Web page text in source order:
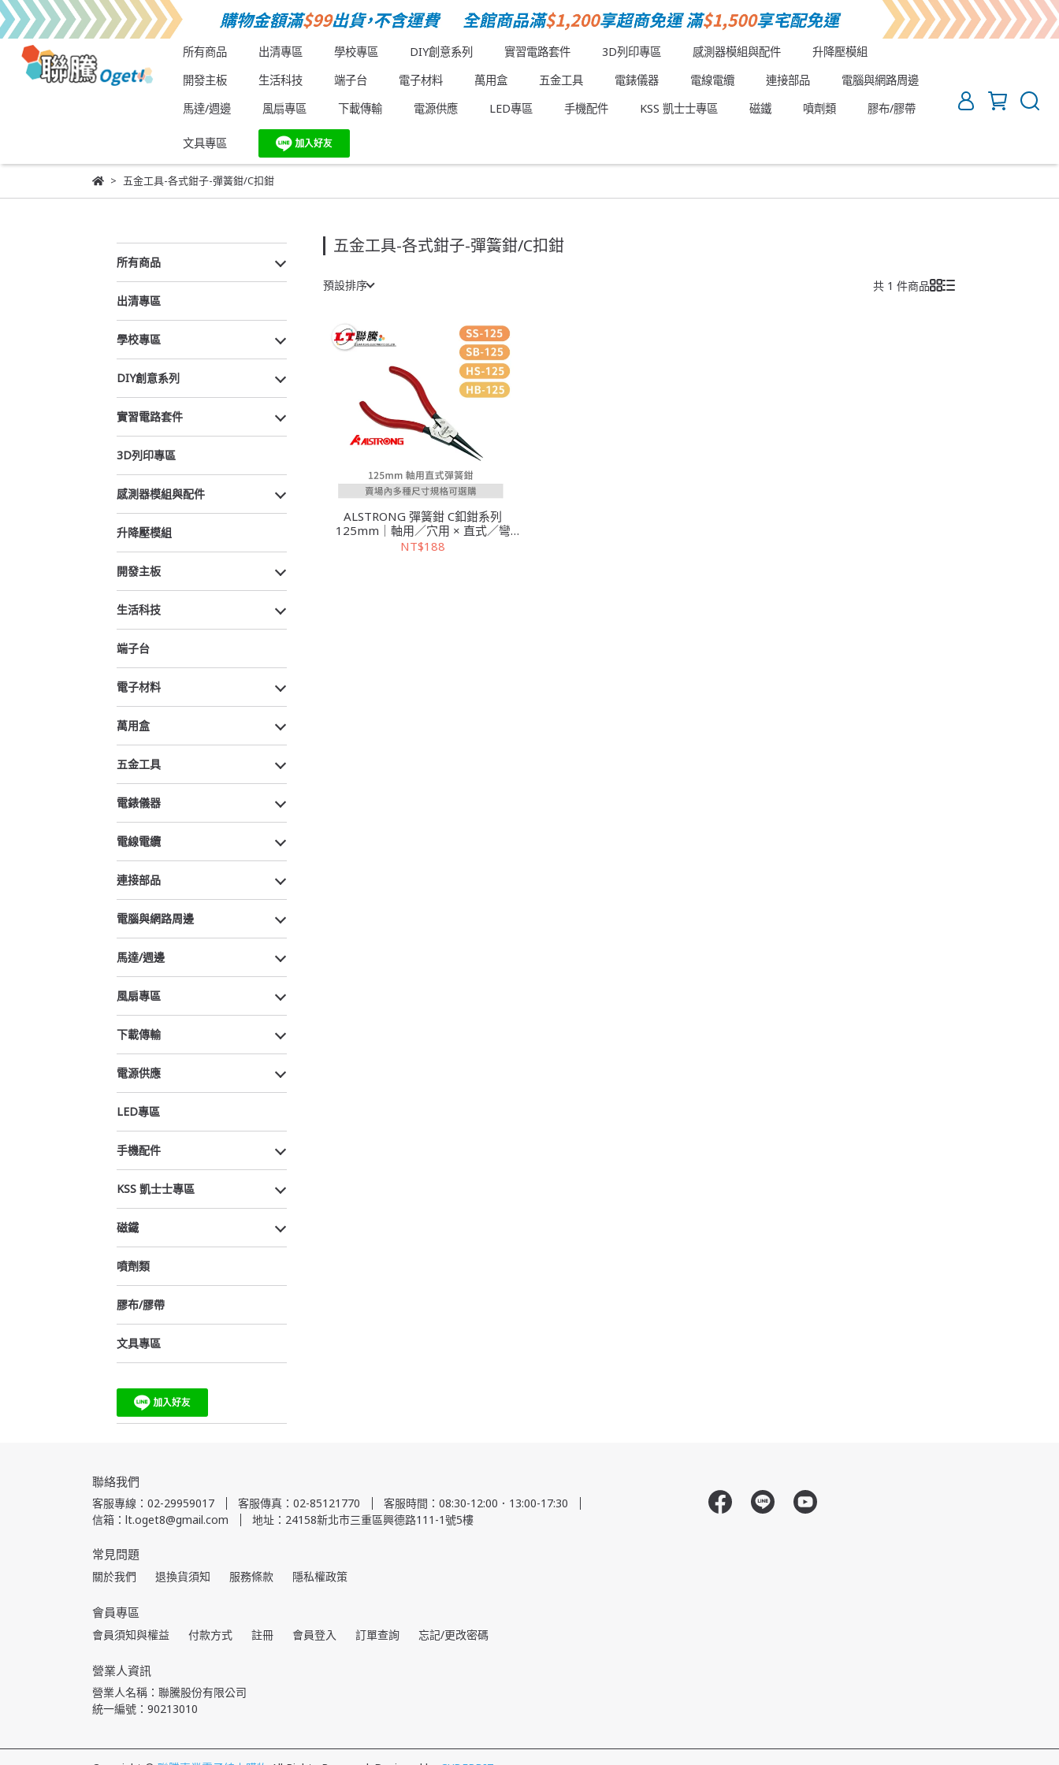
所有商品 出清專區 學校專區 DIY創意系列 實習電路套件 3D列印專區 感測器模組與配件
升降壓模組
開發主板
生活科技 端子台 電子材料 萬用盒 五金工具 電錶儀器 電線電纜 連接部品
電腦與網路周邊
馬達/週邊
風扇專區 下載傳輸 電源供應 LED專區 手機配件 KSS 凱士士專區 磁鐵 噴劑類 膠布/膠帶
文具專區
五金工具-各式鉗子-彈簧鉗/C扣鉗
所有商品
出清專區
學校專區
DIY創意系列
實習電路套件
3D列印專區
感測器模組與配件
升降壓模組
開發主板
生活科技
端子台
電子材料
萬用盒
五金工具
電錶儀器
電線電纜
連接部品
電腦與網路周邊
馬達/週邊
風扇專區
下載傳輸
電源供應
LED專區
手機配件
KSS 凱士士專區
磁鐵
噴劑類
膠布/膠帶
文具專區
五金工具-各式鉗子-彈簧鉗/C扣鉗
預設排序 共 1 件商品
ALSTRONG 彈簧鉗 C釦鉗系列
125mm｜軸用／穴用 × 直式／彎
爪・CR-V 鍛造鋼材・台灣製造・精
NT$188
聯絡我們
客服專線：02-29959017 客服傳真：02-85121770
客服時間：08:30-12:00．13:00-17:30
信箱：lt.oget8@gmail.com
地址：24158新北市三重區興德路111-1號5樓
常見問題
關於我們 退換貨須知 服務條款 隱私權政策
會員專區
會員須知與權益 付款方式 註冊 會員登入 訂單查詢 忘記/更改密碼
營業人資訊
營業人名稱：聯騰股份有限公司
統一編號：90213010